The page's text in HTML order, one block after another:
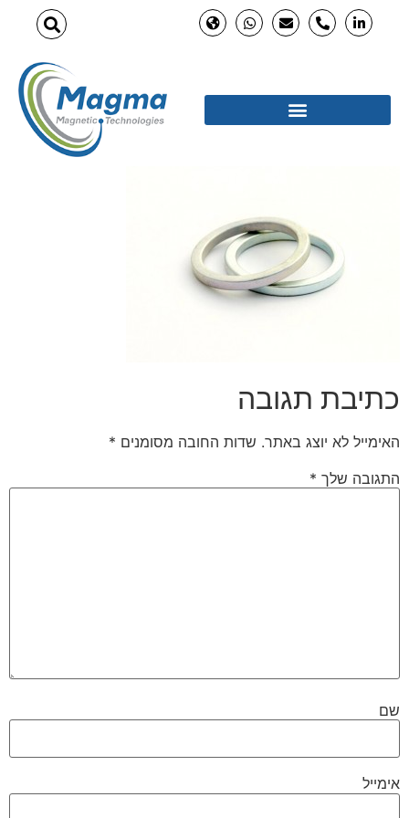
כתיבת תגובה
האימייל לא יוצג באתר. שדות החובה מסומנים *
התגובה שלך *
שם
אימייל